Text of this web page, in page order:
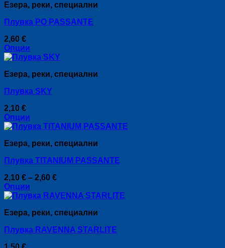
Езера, реки, специални
Плувка PO PASSANTE
2,60 €
Опции
This
has
variants.
options
may
be
on
the
product
page
Езера, реки, специални
Плувка SKY
2,10 €
Опции
This
has
variants.
options
may
be
on
the
product
page
Езера, реки, специални
Плувка TITANIUM PASSANTE
2,10 € – 2,60 €Price
2,10 €
2,60 €
Опции
This
has
variants.
Езера, реки, специални
Плувка RAVENNA STARLITE